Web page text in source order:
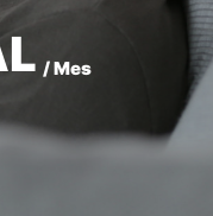
/ Mes